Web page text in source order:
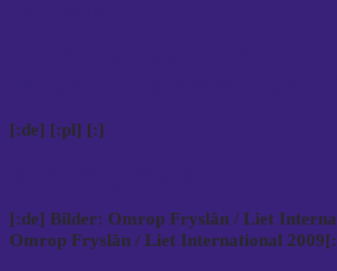
[:de] [:pl] [:]
[:de] Bilder: Omrop Fryslân / Liet
Omrop Fryslân / Liet International